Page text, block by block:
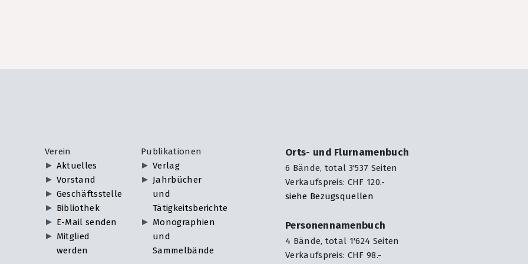
Verein
Aktuelles
Vorstand
Geschäftsstelle
Bibliothek
E-Mail senden
Mitglied
werden
Publikationen
Verlag
Jahrbücher
und
Tätigkeitsberichte
Monographien
und
Sammelbände
Orts- und Flurnamenbuch
6 Bände, total 3'537 Seiten
Verkaufspreis: CHF 120.-
siehe Bezugsquellen
Personennamenbuch
4 Bände, total 1'624 Seiten
Verkaufspreis: CHF 98.-